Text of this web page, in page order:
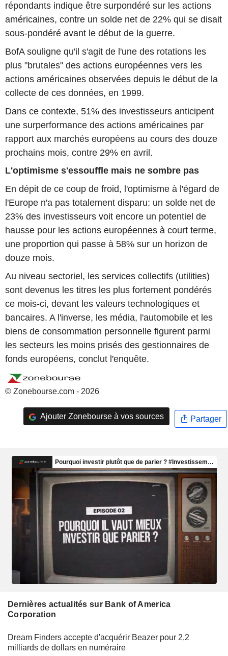
répondants indique être surpondéré sur les actions
américaines, contre un solde net de 22% qui se disait
sous-pondéré avant le début de la guerre.
BofA souligne qu'il s'agit de l'une des rotations les
plus "brutales" des actions européennes vers les
actions américaines observées depuis le début de la
collecte de ces données, en 1999.
Dans ce contexte, 51% des investisseurs anticipent
une surperformance des actions américaines par
rapport aux marchés européens au cours des douze
prochains mois, contre 29% en avril.
L'optimisme s'essouffle mais ne sombre pas
En dépit de ce coup de froid, l'optimisme à l'égard de
l'Europe n'a pas totalement disparu: un solde net de
23% des investisseurs voit encore un potentiel de
hausse pour les actions européennes à court terme,
une proportion qui passe à 58% sur un horizon de
douze mois.
Au niveau sectoriel, les services collectifs (utilities)
sont devenus les titres les plus fortement pondérés
ce mois-ci, devant les valeurs technologiques et
bancaires. A l'inverse, les média, l'automobile et les
biens de consommation personnelle figurent parmi
les secteurs les moins prisés des gestionnaires de
fonds européens, conclut l'enquête.
© Zonebourse.com - 2026
Ajouter Zonebourse à vos sources Partager
Dernières actualités sur Bank of America
Corporation
Dream Finders accepte d'acquérir Beazer pour 2,2
milliards de dollars en numéraire